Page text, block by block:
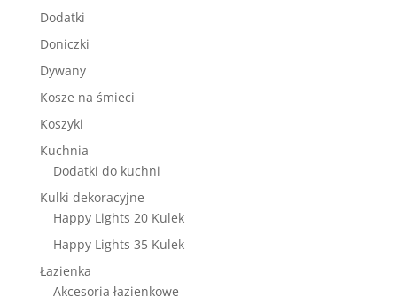
Dodatki
Doniczki
Dywany
Kosze na śmieci
Koszyki
Kuchnia
Dodatki do kuchni
Kulki dekoracyjne
Happy Lights 20 Kulek
Happy Lights 35 Kulek
Łazienka
Akcesoria łazienkowe